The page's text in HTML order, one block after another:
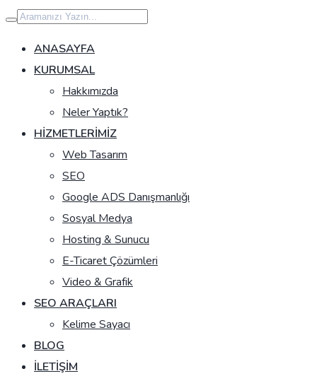
İçeriğe
geç
ANASAYFA
KURUMSAL
Hakkımızda
Neler Yaptık?
HIZMETLERIMIZ
Web Tasarım
SEO
Google ADS Danışmanlığı
Sosyal Medya
Hosting & Sunucu
E-Ticaret Çözümleri
Video & Grafik
SEO ARAÇLARI
Kelime Sayacı
BLOG
İLETIŞIM